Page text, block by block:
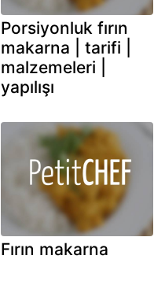
Porsiyonluk fırın
makarna | tarifi |
malzemeleri |
yapılışı
Fırın makarna